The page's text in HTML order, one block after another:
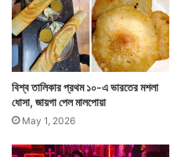
তাই যত ছোট জিনিস বা হালকা
গ্রহণ করা বা অন্য কারও দিকে
রাখা জরুরি।
ভা
র
ত
বিশ্ব তালিকার প্রথম ১০-এ ভারতের মশলা
ধোসা, জায়গা পেল মালপোয়া
May 1, 2026